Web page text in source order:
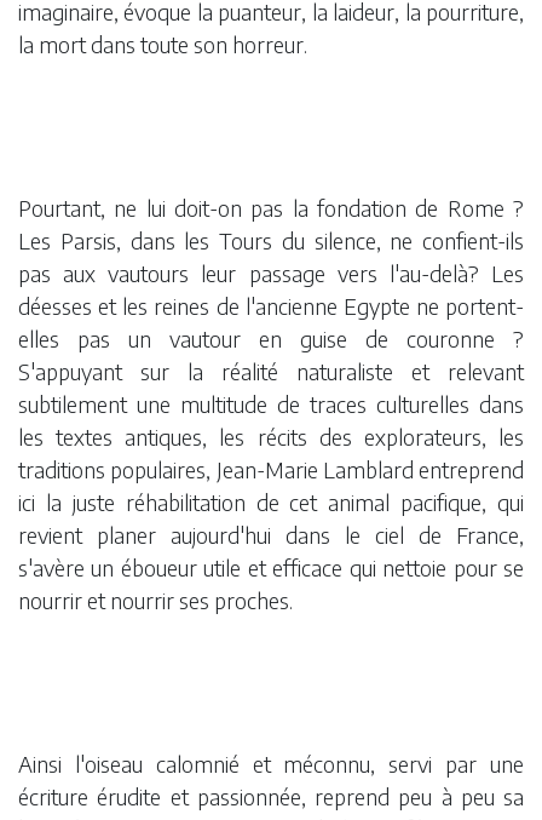
imaginaire, évoque la puanteur, la laideur, la pourriture,
la mort dans toute son horreur.
Pourtant, ne lui doit-on pas la fondation de Rome ?
Les Parsis, dans les Tours du silence, ne confient-ils
pas aux vautours leur passage vers l'au-delà? Les
déesses et les reines de l'ancienne Egypte ne portent-
elles pas un vautour en guise de couronne ?
S'appuyant sur la réalité naturaliste et relevant
subtilement une multitude de traces culturelles dans
les textes antiques, les récits des explorateurs, les
traditions populaires, Jean-Marie Lamblard entreprend
ici la juste réhabilitation de cet animal pacifique, qui
revient planer aujourd'hui dans le ciel de France,
s'avère un éboueur utile et efficace qui nettoie pour se
nourrir et nourrir ses proches.
Ainsi l'oiseau calomnié et méconnu, servi par une
écriture érudite et passionnée, reprend peu à peu sa